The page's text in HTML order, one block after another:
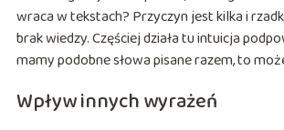
wraca w tekstach? Przyczyn jest kilka i
brak wiedzy. Częściej działa tu intuicja
mamy podobne słowa pisane razem, to
Wpływ innych wyrażeń